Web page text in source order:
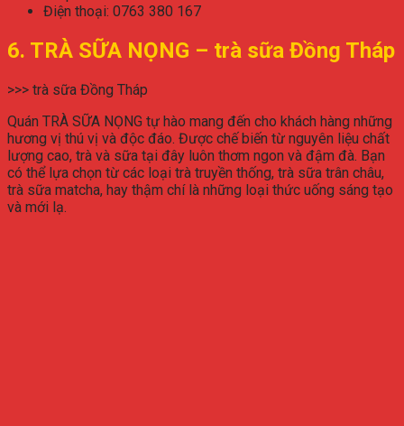
Điện thoại: 0763 380 167
6. TRÀ SỮA NỌNG – trà sữa Đồng Tháp
>>> trà sữa Đồng Tháp
Quán TRÀ SỮA NỌNG tự hào mang đến cho khách hàng những
hương vị thú vị và độc đáo. Được chế biến từ nguyên liệu chất
lượng cao, trà và sữa tại đây luôn thơm ngon và đậm đà. Bạn
có thể lựa chọn từ các loại trà truyền thống, trà sữa trân châu,
trà sữa matcha, hay thậm chí là những loại thức uống sáng tạo
và mới lạ.